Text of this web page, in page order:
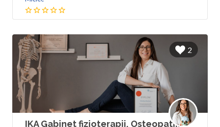
2
IKA Gabinet fizjoterapii, Osteopatii,